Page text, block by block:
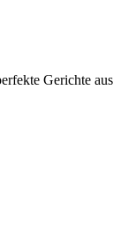
Gerichte aus